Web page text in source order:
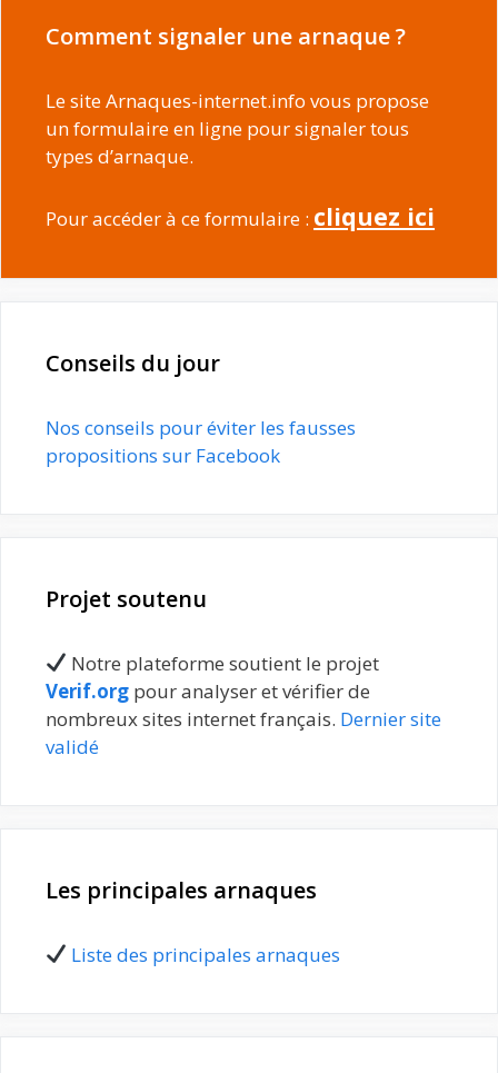
Comment signaler une arnaque ?
Le site Arnaques-internet.info vous propose
un formulaire en ligne pour signaler tous
types d’arnaque.
Pour accéder à ce formulaire : cliquez ici
Conseils du jour
Nos conseils pour éviter les fausses
propositions sur Facebook
Projet soutenu
Notre plateforme soutient le projet
Verif.org pour analyser et vérifier de
nombreux sites internet français. Dernier site
validé
Les principales arnaques
Liste des principales arnaques